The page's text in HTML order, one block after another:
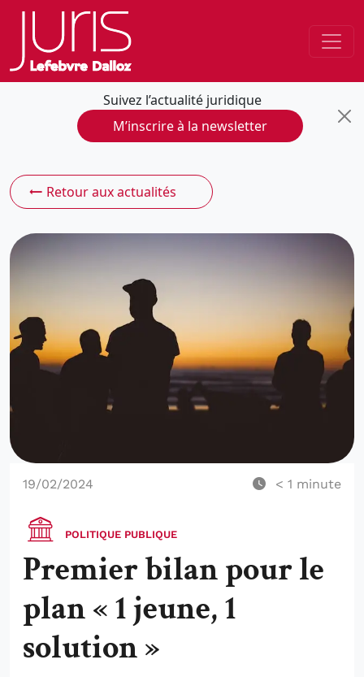
Suivez l’actualité juridique
M’inscrire à la newsletter
Retour aux actualités
19/02/2024 < 1 minute
POLITIQUE PUBLIQUE
Premier bilan pour le
plan « 1 jeune, 1
solution »